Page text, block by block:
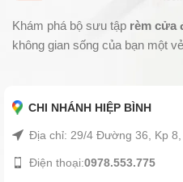
Khám phá bộ sưu tập rèm cửa
không gian sống của bạn một
CHI NHÁNH HIỆP BÌNH
Địa chỉ: 29/4 Đường 36, Kp 8,
Điện thoại:0978.553.775